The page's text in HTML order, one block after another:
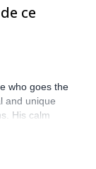
montagne
l'un
ce
who goes the
and unique
His calm
gets tough or
adventure.